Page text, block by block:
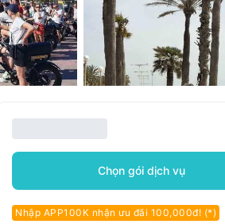
Chọn gói dịch vụ
Nhập APP100K nhận ưu đãi 100,000đ! (*)